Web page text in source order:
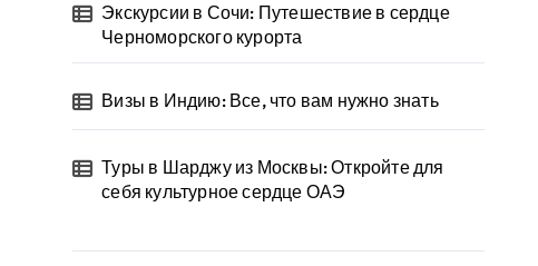
Экскурсии в Сочи: Путешествие в сердце
Черноморского курорта
Визы в Индию: Все, что вам нужно знать
Туры в Шарджу из Москвы: Откройте для
себя культурное сердце ОАЭ